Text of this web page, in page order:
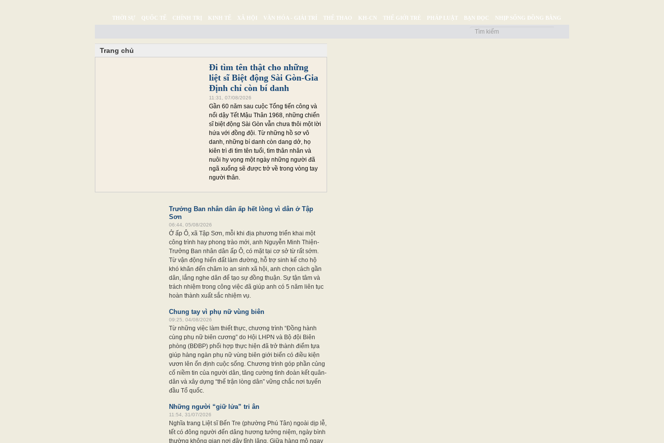
THỜI SỰ QUỐC TẾ CHÍNH TRỊ KINH TẾ XÃ HỘI VĂN HÓA - GIẢI TRÍ THỂ THAO KH-CN THẾ GIỚI TRẺ PHÁP LUẬT BẠN ĐỌC NHỊP SỐNG ĐỒNG BẰNG
Trang chủ
Đi tìm tên thật cho những
liệt sĩ Biệt động Sài Gòn-Gia
Định chỉ còn bí danh
11:31, 07/08/2026
Gần 60 năm sau cuộc Tổng tiến công và
nổi dậy Tết Mậu Thân 1968, những chiến
sĩ biệt động Sài Gòn vẫn chưa thôi một lời
hứa với đồng đội. Từ những hồ sơ vô
danh, những bí danh còn dang dở, họ
kiên trì đi tìm tên tuổi, tìm thân nhân và
nuôi hy vọng một ngày những người đã
ngã xuống sẽ được trở về trong vòng tay
người thân.
Trưởng Ban nhân dân ấp hết lòng vì dân ở Tập
Sơn
06:44, 05/08/2026
Ở ấp Ô, xã Tập Sơn, mỗi khi địa phương triển khai một
công trình hay phong trào mới, anh Nguyễn Minh Thiện-
Trưởng Ban nhân dân ấp Ô, có mặt tại cơ sở từ rất sớm.
Từ vận động hiến đất làm đường, hỗ trợ sinh kế cho hộ
khó khăn đến chăm lo an sinh xã hội, anh chọn cách gần
dân, lắng nghe dân để tạo sự đồng thuận. Sự tận tâm và
trách nhiệm trong công việc đã giúp anh có 5 năm liên tục
hoàn thành xuất sắc nhiệm vụ. ​​​​​​​
Chung tay vì phụ nữ vùng biên
09:25, 04/08/2026
Từ những việc làm thiết thực, chương trình “Đồng hành
cùng phụ nữ biên cương” do Hội LHPN và Bộ đội Biên
phòng (BĐBP) phối hợp thực hiện đã trở thành điểm tựa
giúp hàng ngàn phụ nữ vùng biên giới biển có điều kiện
vươn lên ổn định cuộc sống. Chương trình góp phần củng
cố niềm tin của người dân, tăng cường tình đoàn kết quân-
dân và xây dựng “thế trận lòng dân” vững chắc nơi tuyến
đầu Tổ quốc.
Những người “giữ lửa” tri ân
11:54, 31/07/2026
Nghĩa trang Liệt sĩ Bến Tre (phường Phú Tân) ngoài dịp lễ,
tết có đông người đến dâng hương tưởng niệm, ngày bình
thường không gian nơi đây tĩnh lặng. Giữa hàng mộ ngay